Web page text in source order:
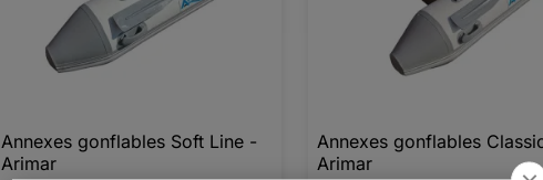
 Aperçu rapide
Annexes gonflables Soft Line -
Arimar
 Aperçu rapide
Annexes gonflables
Arimar